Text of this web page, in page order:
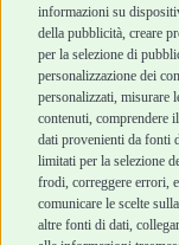
informazioni su
della pubblicità, creare
per la selezione di
personalizzazione dei
personalizzati, misurare
contenuti, comprendere
dati provenienti da fonti
limitati per la selezione
frodi, correggere errori,
comunicare le scelte
altre fonti di dati,
Robinson Pet
Chi siamo
Punti vendita
Marchi
Blog
Assistenza
Pet Shop
Offerte